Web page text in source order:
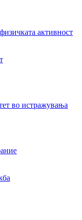
активност
во истражувања